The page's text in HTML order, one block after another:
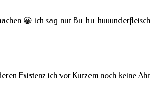
😀 ich sag nur Bü-hü-
Existenz ich vor Kurzem noch keine